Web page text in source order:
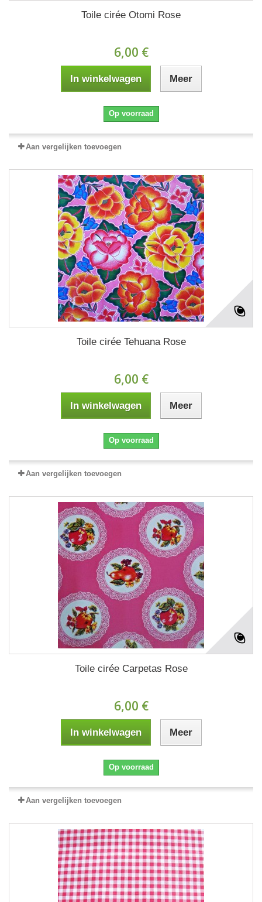
Toile cirée Otomi Rose
6,00 €
In winkelwagen Meer
Op voorraad
Aan vergelijken toevoegen
Toile cirée Tehuana Rose
6,00 €
In winkelwagen Meer
Op voorraad
Aan vergelijken toevoegen
Toile cirée Carpetas Rose
6,00 €
In winkelwagen Meer
Op voorraad
Aan vergelijken toevoegen